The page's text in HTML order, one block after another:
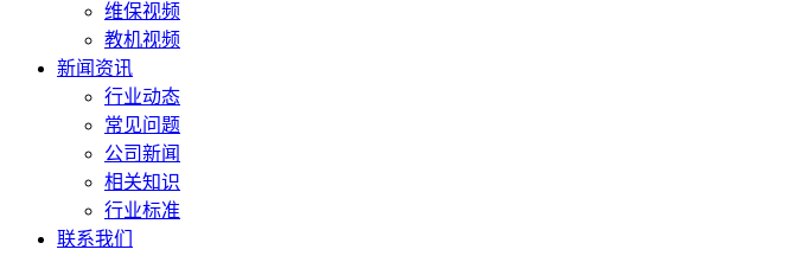
维保视频
教机视频
新闻资讯
行业动态
常见问题
公司新闻
相关知识
行业标准
联系我们